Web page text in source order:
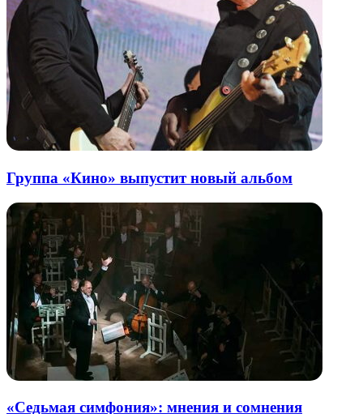
Группа «Кино» выпустит новый альбом
«Седьмая симфония»: мнения и сомнения